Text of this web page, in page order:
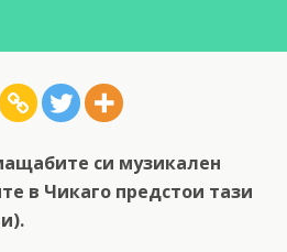
си музикален
в Чикаго предстои тази